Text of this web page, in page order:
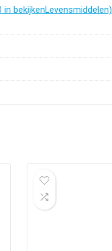
bekijkenLevensmiddelen)